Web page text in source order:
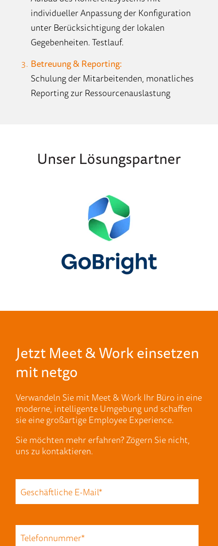
individueller Anpassung der Konfiguration
unter Berücksichtigung der lokalen
Gegebenheiten. Testlauf.
Betreuung & Reporting:
Schulung der Mitarbeitenden, monatliches
Reporting zur Ressourcenauslastung
Unser Lösungspartner
Jetzt Meet & Work einsetzen
mit netgo
Verwandeln Sie mit Meet & Work Ihr Büro in eine
moderne, intelligente Umgebung und schaffen
sie eine großartige Employee Experience.
Sie möchten mehr erfahren? Zögern Sie nicht,
uns zu kontaktieren.